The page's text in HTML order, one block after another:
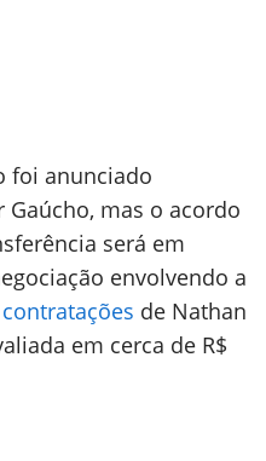
foi anunciado
mas o acordo
será em
envolvendo a
contratações de Nathan
em cerca de R$